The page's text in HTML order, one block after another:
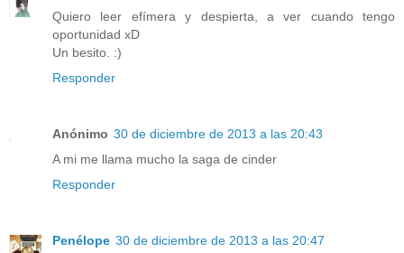
Quiero leer efímera y despierta, a ver cuando tengo
oportunidad xD
Un besito. :)
Responder
Anónimo 30 de diciembre de 2013 a las 20:43
A mi me llama mucho la saga de cinder
Responder
Penélope 30 de diciembre de 2013 a las 20:47